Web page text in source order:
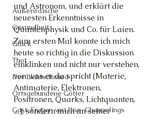
Außerirdische
Gesundheit
Glück
Thot
Der Lichtschmied
Ortsgebundene Götter
Gast-Fragen von Live-Channelings
und Astronom, und erklärt die
neuesten Erkenntnisse in
Quantenphysik und Co. für Laien.
Zum ersten Mal konnte ich mich
heute so richtig in die Diskussion
einklinken und nicht nur verstehen,
von was er da spricht (Materie,
Antimaterie, Elektronen,
Positronen, Quarks, Lichtquanten,
....), sondern mich an seiner